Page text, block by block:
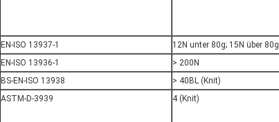
EN-ISO 13937-1
12N unter 80g; 15N über 80g
EN-ISO 13936-1
> 200N
BS-EN-ISO 13938
> 40BL (Knit)
ASTM-D-3939 4 (Knit)